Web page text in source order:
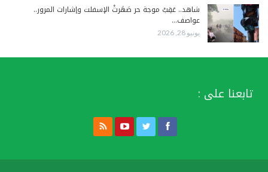
شاهد.. عَقِبْ موجة حر صَهَرتْ الإسفلت وإشارات المرور..
عواصف…
يونيو 28, 2026
تابعنا على :